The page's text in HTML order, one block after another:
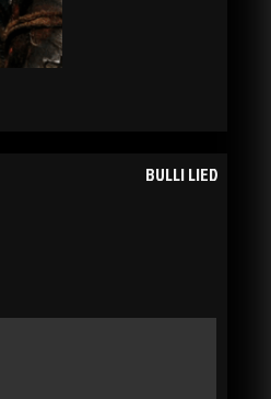
BULLI LIED